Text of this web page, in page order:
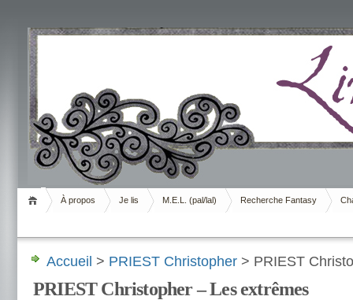
Livrement
À propos Je lis M.E.L. (pal/lal) Recherche Fantasy
Accueil > PRIEST Christopher > PRIEST
PRIEST Christopher – Les extrêmes